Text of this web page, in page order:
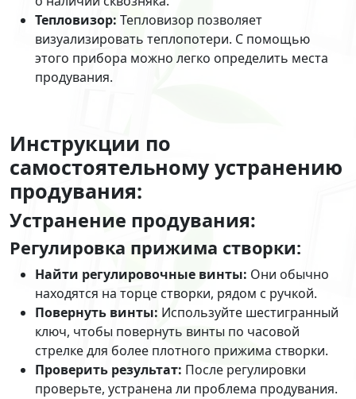
Тепловизор: Тепловизор позволяет
визуализировать теплопотери. С помощью
этого прибора можно легко определить места
продувания.
Инструкции по
самостоятельному устранению
продувания:
Устранение продувания:
Регулировка прижима створки:
Найти регулировочные винты: Они обычно
находятся на торце створки, рядом с ручкой.
Повернуть винты: Используйте шестигранный
ключ, чтобы повернуть винты по часовой
стрелке для более плотного прижима створки.
Проверить результат: После регулировки
проверьте, устранена ли проблема продувания.